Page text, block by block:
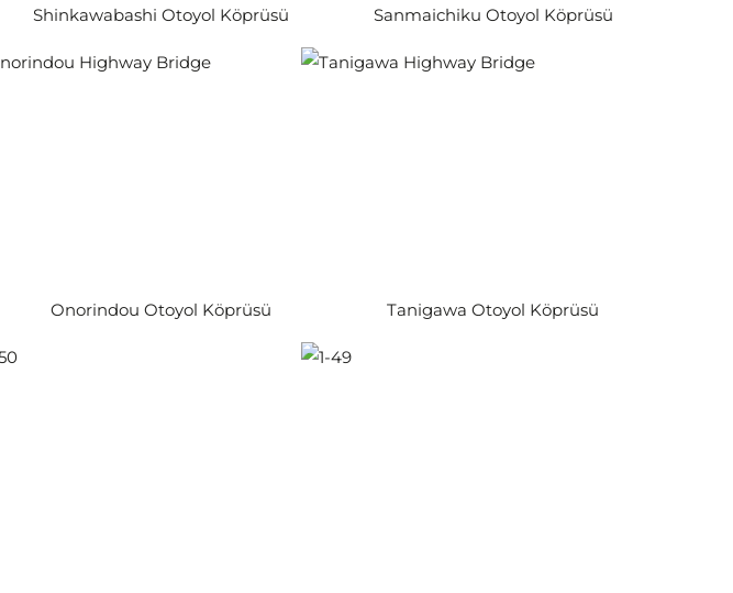
Shinkawabashi Otoyol Köprüsü Sanmaichiku Otoyol Köprüsü
Onorindou Otoyol Köprüsü Tanigawa Otoyol Köprüsü